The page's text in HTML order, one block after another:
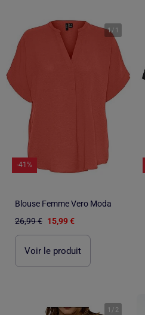
1/ 1
-41%
Blouse Femme Vero Moda
26,99 € 15,99 €
Voir le produit
1 / 2